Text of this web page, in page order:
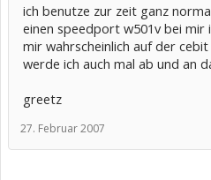
ich benutze zur zeit ganz
einen speedport w501v bei mir
mir wahrscheinlich auf der
werde ich auch mal ab und an
greetz
27. Februar 2007